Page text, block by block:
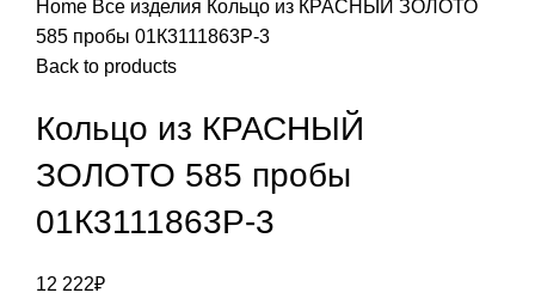
Home Все изделия Кольцо из КРАСНЫЙ ЗОЛОТО
585 пробы 01К3111863Р-3
Back to products
Кольцо из КРАСНЫЙ
ЗОЛОТО 585 пробы
01К3111863Р-3
12 222₽